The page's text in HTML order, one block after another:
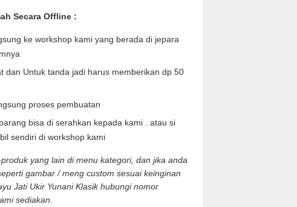
Secara Offline :
ke workshop kami yang berada di jepara
dan Untuk tanda jadi harus memberikan dp 50
proses pembuatan
bisa di serahkan kepada kami . atau si
sendiri di workshop kami
yang lain di menu kategori, dan jika anda
gambar / meng custom sesuai keinginan
Jati Ukir Yunani Klasik hubungi nomor
sediakan.